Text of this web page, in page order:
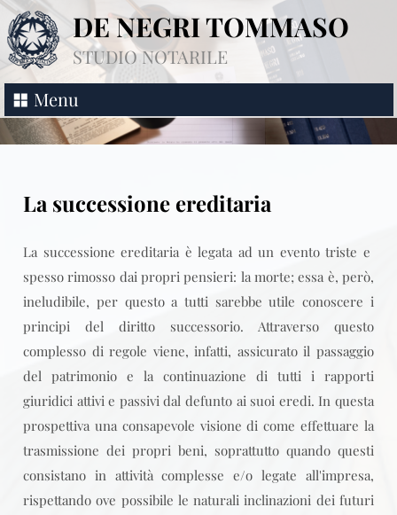
DE NEGRI TOMMASO
STUDIO NOTARILE
Menu
La successione ereditaria
La successione ereditaria è legata ad un evento triste e
spesso rimosso dai propri pensieri: la morte; essa è, però,
ineludibile, per questo a tutti sarebbe utile conoscere i
principi del diritto successorio. Attraverso questo
complesso di regole viene, infatti, assicurato il passaggio
del patrimonio e la continuazione di tutti i rapporti
giuridici attivi e passivi dal defunto ai suoi eredi. In questa
prospettiva una consapevole visione di come effettuare la
trasmissione dei propri beni, soprattutto quando questi
consistano in attività complesse e/o legate all'impresa,
rispettando ove possibile le naturali inclinazioni dei futuri